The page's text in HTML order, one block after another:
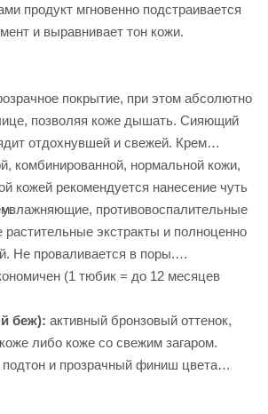
продукт мгновенно подстраивается
и выравнивает тон кожи.
покрытие, при этом абсолютно
позволяя коже дышать. Сияющий
отдохнувшей и свежей. Крем
комбинированной, нормальной кожи,
кожей рекомендуется нанесение чуть
противовоспалительные
растительные экстракты и полноценно
Не проваливается в поры.
(1 тюбик = до 12 месяцев
беж): активный бронзовый оттенок,
либо коже со свежим загаром.
и прозрачный финиш цвета